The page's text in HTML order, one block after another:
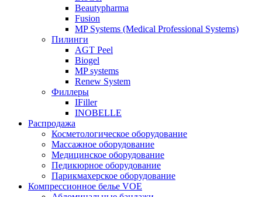
Beautypharma
Fusion
MP Systems (Medical Professional Systems)
Пилинги
AGT Peel
Biogel
MP systems
Renew System
Филлеры
IFiller
INOBELLE
Распродажа
Косметологическое оборудование
Массажное оборудование
Медицинское оборудование
Педикюрное оборудование
Парикмахерское оборудование
Компрессионное белье VOE